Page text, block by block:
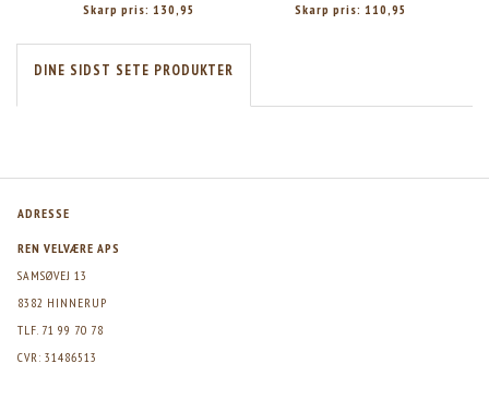
Skarp pris: 130,95
Skarp pris: 110,95
DINE SIDST SETE PRODUKTER
ADRESSE
REN VELVÆRE APS
SAMSØVEJ 13
8382 HINNERUP
TLF. 71 99 70 78
CVR: 31486513